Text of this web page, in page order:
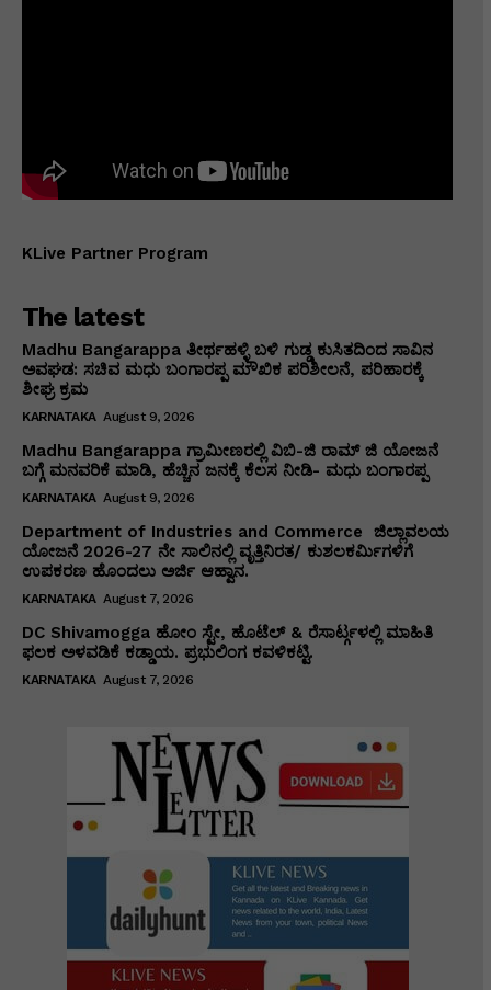
KLive Partner Program
The latest
Madhu Bangarappa ತೀರ್ಥಹಳ್ಳಿ ಬಳಿ ಗುಡ್ಡ ಕುಸಿತದಿಂದ ಸಾವಿನ
ಅವಘಡ: ಸಚಿವ ಮಧು ಬಂಗಾರಪ್ಪ ಮೌಖಿಕ ಪರಿಶೀಲನೆ, ಪರಿಹಾರಕ್ಕೆ
ಶೀಘ್ರ ಕ್ರಮ
KARNATAKA August 9, 2026
Madhu Bangarappa ಗ್ರಾಮೀಣರಲ್ಲಿ ವಿಬಿ-ಜಿ ರಾಮ್ ಜಿ ಯೋಜನೆ
ಬಗ್ಗೆ ಮನವರಿಕೆ ಮಾಡಿ, ಹೆಚ್ಚಿನ ಜನಕ್ಕೆ ಕೆಲಸ ನೀಡಿ- ಮಧು ಬಂಗಾರಪ್ಪ
KARNATAKA August 9, 2026
Department of Industries and Commerce ಜಿಲ್ಲಾವಲಯ
ಯೋಜನೆ 2026-27 ನೇ ಸಾಲಿನಲ್ಲಿ ವೃತ್ತಿನಿರತ/ ಕುಶಲಕರ್ಮಿಗಳಿಗೆ
ಉಪಕರಣ ಹೊಂದಲು ಅರ್ಜಿ ಆಹ್ವಾನ.
KARNATAKA August 7, 2026
DC Shivamogga ಹೋಂ ಸ್ಟೇ, ಹೊಟೆಲ್ & ರೆಸಾರ್ಟ್ಗಳಲ್ಲಿ ಮಾಹಿತಿ
ಫಲಕ ಅಳವಡಿಕೆ ಕಡ್ಡಾಯ. ಪ್ರಭುಲಿಂಗ ಕವಳಿಕಟ್ಟಿ.
KARNATAKA August 7, 2026